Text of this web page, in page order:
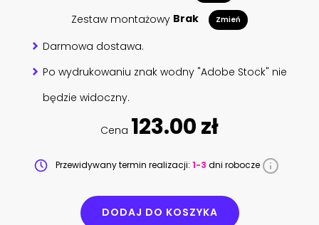
Zestaw montażowy Brak Zmień
Darmowa dostawa.
Po wydrukowaniu znak wodny "Adobe Stock" nie
będzie widoczny.
Cena 123.00 zł
Przewidywany termin realizacji: 1-3 dni robocze
DODAJ DO KOSZYKA